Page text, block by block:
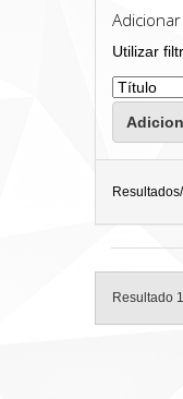
Utilizar
Resultado